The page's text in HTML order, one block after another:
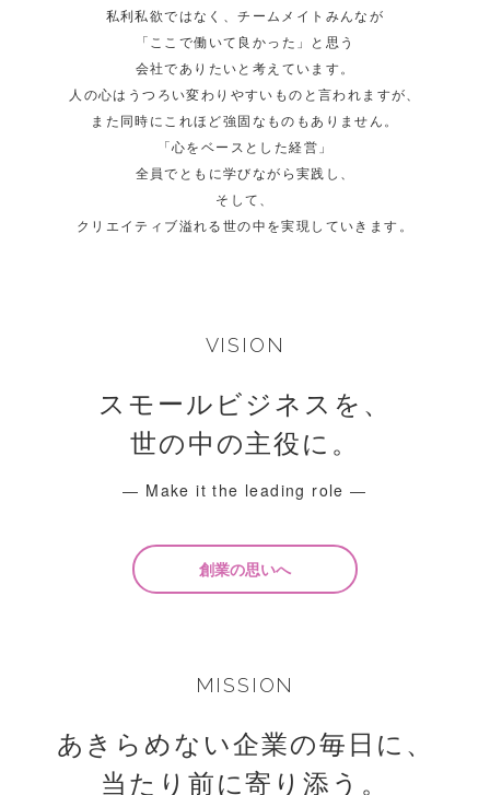
私利私欲ではなく、チームメイトみんなが
「ここで働いて良かった」と思う
会社でありたいと考えています。
人の心はうつろい変わりやすいものと言われますが、
また同時にこれほど強固なものもありません。
「心をベースとした経営」
全員でともに学びながら実践し、
そして、
クリエイティブ溢れる世の中を実現していきます。
VISION
スモールビジネスを、
世の中の主役に。
― Make it the leading role ―
創業の思いへ
MISSION
あきらめない企業の毎日に、
当たり前に寄り添う。